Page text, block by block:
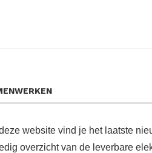
website vind je het laatste
overzicht van de leverbare